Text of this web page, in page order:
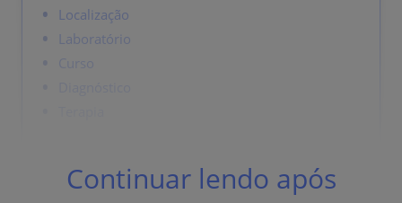
Localização
Laboratório
Curso
SinônimosContinuar lendo após